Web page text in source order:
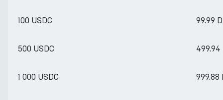
100 USDC 99.99
500 USDC 499.94
1 000 USDC 999.88